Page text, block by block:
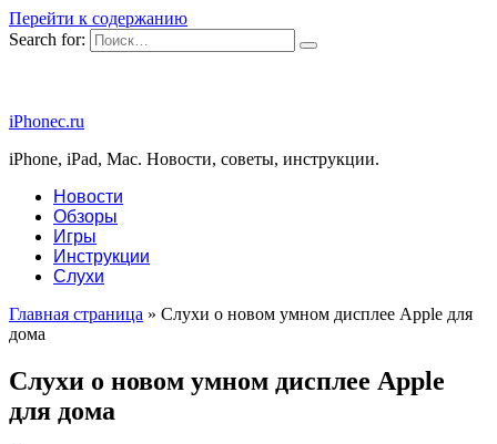
Перейти к содержанию
Search for:
iPhonec.ru
iPhone, iPad, Mac. Новости, советы, инструкции.
Новости
Обзоры
Игры
Инструкции
Слухи
Главная страница » Слухи о новом умном дисплее Apple для
дома
Слухи о новом умном дисплее Apple
для дома